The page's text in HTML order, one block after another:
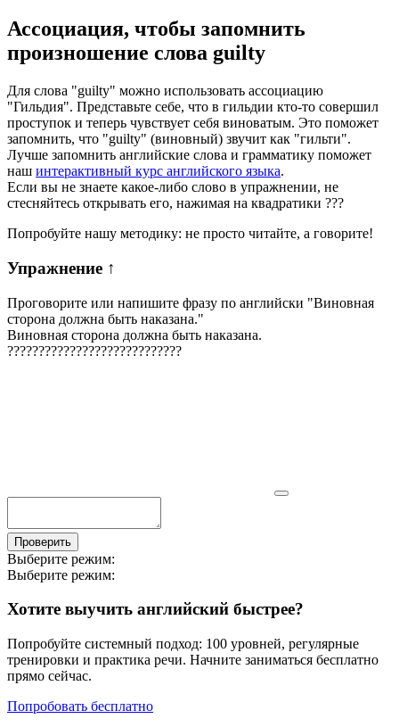
Ассоциация, чтобы запомнить
произношение слова guilty
Для слова "guilty" можно использовать ассоциацию
"Гильдия". Представьте себе, что в гильдии кто-то совершил
проступок и теперь чувствует себя виноватым. Это поможет
запомнить, что "guilty" (виновный) звучит как "гильти".
Лучше запомнить английские слова и грамматику поможет
наш интерактивный курс английского языка.
Если вы не знаете какое-либо слово в упражнении, не
стесняйтесь открывать его, нажимая на квадратики ???
Попробуйте нашу методику: не просто читайте, а говорите!
Упражнение ↑
Проговорите или напишите фразу по английски "Виновная
сторона должна быть наказана."
Виновная сторона должна быть наказана.
????????????????????????????
Проверить
Выберите режим:
Выберите режим:
Хотите выучить английский быстрее?
Попробуйте системный подход: 100 уровней, регулярные
тренировки и практика речи. Начните заниматься бесплатно
прямо сейчас.
Попробовать бесплатно